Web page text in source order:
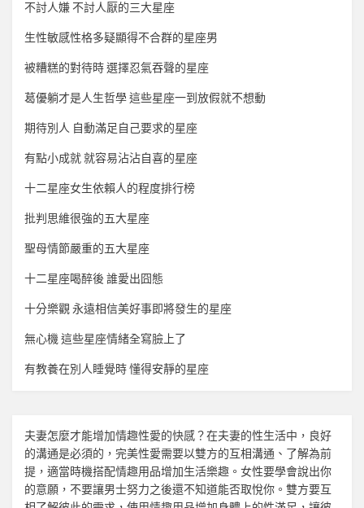
不討人嫌 不討人厭的三大星座
生性敏感性格多疑顯得不合群的星座男
被糟糕的對待時 選擇忍氣吞聲的星座
葛優躺才是人生哲學 這些星座一到放假就不想動
期待別人 自動滿足自己要求的星座
有點小成就 就容易沾沾自喜的星座
十二星座女生依賴人的程度排行榜
批判思維很強的五大星座
聖母情節嚴重的五大星座
十二星座喝醉後 誰愛出囧態
十分樂觀 永遠相信美好事即將發生的星座
無心機 這些星座情緒全寫臉上了
有教養在別人睡覺時 懂得安靜的星座
夫妻怎麼才能增加情趣性愛的快感？在夫妻的性生活中，良好
的溝通是必須的，完美性愛需要以雙方的互相溝通、了解為前
提，適當時機搭配情趣用品增加生活樂趣。女性要學會說出你
的意願，不要讓男士努力之後還不知道能否取悅你。雙方要互